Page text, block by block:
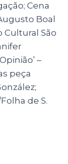
Cena
Boal
Cultural São
–
peça
de S.